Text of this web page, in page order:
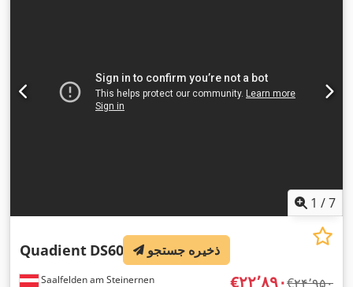
1 /7
Saalfelden am Steinernen
Quadient DS600i
‎€۲۲٬۸۹۰ ‎€۲۴٬۹۵۰
ذخیره جستجو